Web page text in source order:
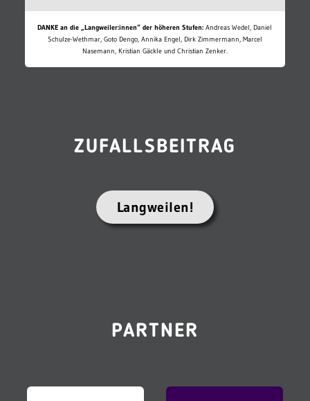
DANKE an die „Langweiler:innen“ der höheren Stufen: Andreas Wedel, Daniel
Schulze-Wethmar, Goto Dengo, Annika Engel, Dirk Zimmermann, Marcel
Nasemann, Kristian Gäckle und Christian Zenker.
ZUFALLSBEITRAG
Langweilen!
PARTNER